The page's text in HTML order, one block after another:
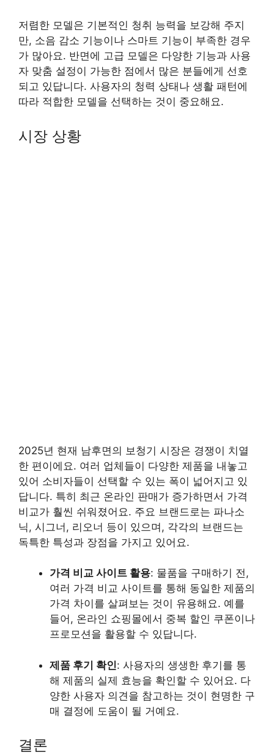
저렴한 모델은 기본적인 청취 능력을 보강해 주지
만, 소음 감소 기능이나 스마트 기능이 부족한 경우
가 많아요. 반면에 고급 모델은 다양한 기능과 사용
자 맞춤 설정이 가능한 점에서 많은 분들에게 선호
되고 있답니다. 사용자의 청력 상태나 생활 패턴에
따라 적합한 모델을 선택하는 것이 중요해요.
시장 상황
2025년 현재 남후면의 보청기 시장은 경쟁이 치열
한 편이에요. 여러 업체들이 다양한 제품을 내놓고
있어 소비자들이 선택할 수 있는 폭이 넓어지고 있
답니다. 특히 최근 온라인 판매가 증가하면서 가격
비교가 훨씬 쉬워졌어요. 주요 브랜드로는 파나소
닉, 시그너, 리오너 등이 있으며, 각각의 브랜드는
독특한 특성과 장점을 가지고 있어요.
가격 비교 사이트 활용: 물품을 구매하기 전,
여러 가격 비교 사이트를 통해 동일한 제품의
가격 차이를 살펴보는 것이 유용해요. 예를
들어, 온라인 쇼핑몰에서 중복 할인 쿠폰이나
프로모션을 활용할 수 있답니다.
제품 후기 확인: 사용자의 생생한 후기를 통
해 제품의 실제 효능을 확인할 수 있어요. 다
양한 사용자 의견을 참고하는 것이 현명한 구
매 결정에 도움이 될 거예요.
결론